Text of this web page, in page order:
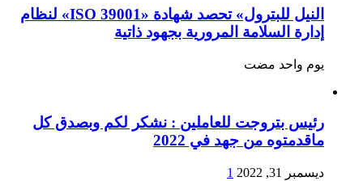
النيل للبترول» تحصد شهادة «ISO 39001» لنظام
إدارة السلامة المرورية بجهود ذاتية
‏يوم واحد مضت
رئيس بتروجت للعاملين : نشكر لكم وبصدق كل
ماقدمتوه من جهد في 2022
ديسمبر 31, 2022 1